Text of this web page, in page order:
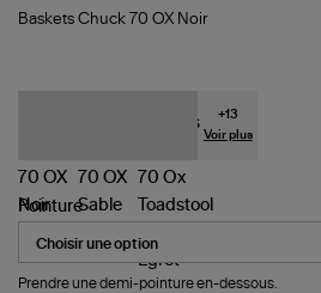
Baskets
Baskets Chuck 70 OX Noir
+13
Voir plus
Pointure
Prendre une demi-pointure en-dessous.